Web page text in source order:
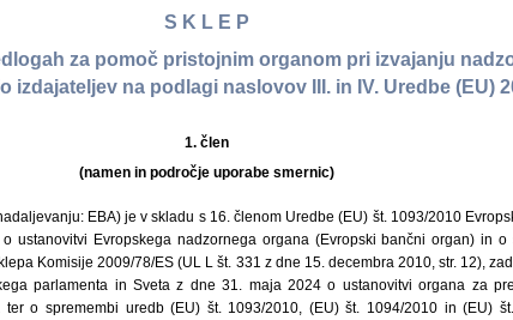
S K L E P
za pomoč pristojnim organom pri izvajanju
izdajateljev na podlagi naslovov III. in IV. Uredbe (EU)
1. člen
(namen in področje uporabe smernic)
EBA) je v skladu s 16. členom Uredbe (EU) št. 1093/2010
ustanovitvi Evropskega nadzornega organa (Evropski bančni organ) in o
Komisije 2009/78/ES (UL L št. 331 z dne 15. decembra 2010, str. 12),
parlamenta in Sveta z dne 31. maja 2024 o ustanovitvi organa za
ter o spremembi uredb (EU) št. 1093/2010, (EU) št. 1094/2010 in (EU)